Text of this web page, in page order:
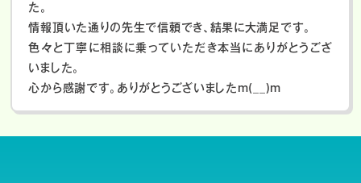
た。
情報頂いた通りの先生で信頼でき、結果に大満足です。
色々と丁寧に相談に乗っていただき本当にありがとうござ
いました。
心から感謝です。ありがとうございましたm(__)m